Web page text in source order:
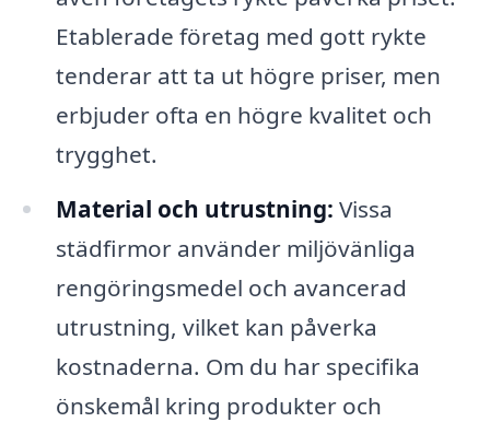
Etablerade företag med gott rykte
tenderar att ta ut högre priser, men
erbjuder ofta en högre kvalitet och
trygghet.
Material och utrustning: Vissa
städfirmor använder miljövänliga
rengöringsmedel och avancerad
utrustning, vilket kan påverka
kostnaderna. Om du har specifika
önskemål kring produkter och